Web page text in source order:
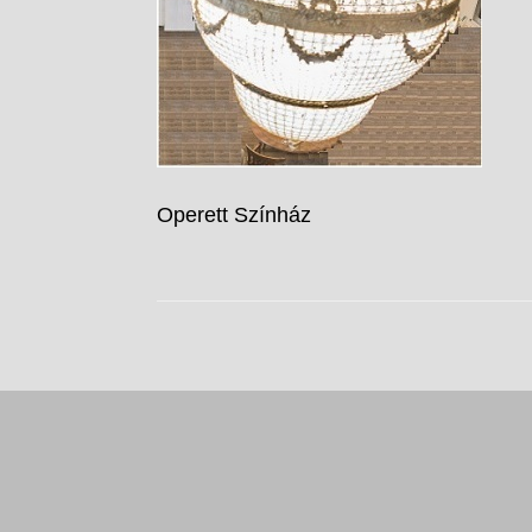
Operett Színház